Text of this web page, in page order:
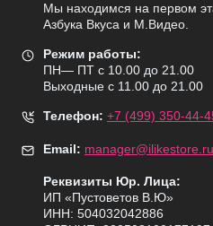
Мы находимся на первом
Азбука Вкуса и М.Видео.
Режим работы:
ПН— ПТ с 10.00 до 21.00
Выходные с 11.00 до 21.00
Телефон: +7 (499) 350-44-
Email: manager@ilikestore.ru
Реквизиты Юр. Лица:
ИП «Пуcтоветов В.Ю»
ИНН: 504032042886